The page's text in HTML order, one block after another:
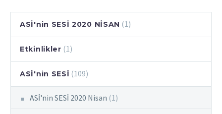
ASİ'nin SESİ 2020 NİSAN (1)
Etkinlikler (1)
ASİ'nin SESİ (109)
ASİ'nin SESİ 2020 Nisan (1)